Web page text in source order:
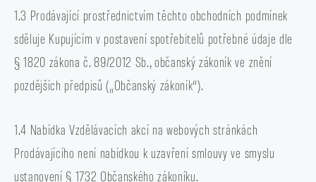
1.3 Prodávající prostřednictvím těchto obchodních podmínek
sděluje Kupujícím v postavení spotřebitelů potřebné údaje dle
§ 1820 zákona č. 89/2012 Sb., občanský zákoník ve znění
pozdějších předpisů („Občanský zákoník“).
1.4 Nabídka Vzdělávacích akcí na webových stránkách
Prodávajícího není nabídkou k uzavření smlouvy ve smyslu
ustanovení § 1732 Občanského zákoníku.